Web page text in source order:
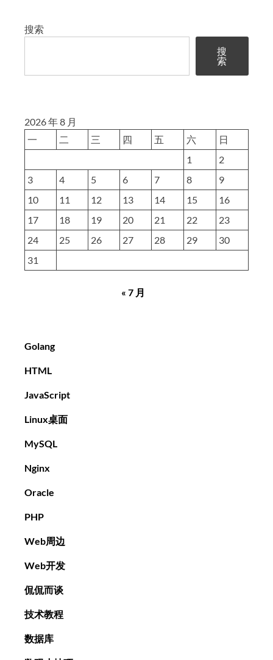
搜索
搜
索
2026 年 8 月
一
二 三 四 五 六
日
1
2
3
4 5 6 7 8
9
10
11 12 13 14 15
16
17
18 19 20 21 22
23
24
25 26 27 28 29
30
31
« 7 月
Golang
HTML
JavaScript
Linux桌面
MySQL
Nginx
Oracle
PHP
Web周边
Web开发
侃侃而谈
技术教程
数据库